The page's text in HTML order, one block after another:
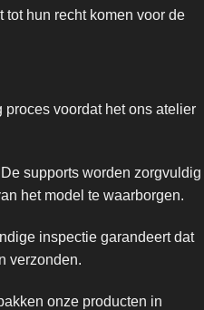
hun recht komen voor de
proces voordat het ons atelier
De supports worden zorgvuldig
het model te waarborgen.
inspectie garandeert dat
verzonden.
onze producten in